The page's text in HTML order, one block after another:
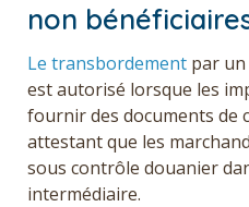
non
Le transbordement par
est autorisé lorsque les
fournir des documents de
attestant que les
sous contrôle douanier
intermédiaire.